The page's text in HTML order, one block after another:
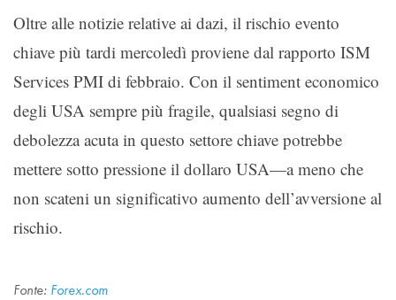
Oltre alle notizie relative ai dazi, il rischio evento
chiave più tardi mercoledì proviene dal rapporto ISM
Services PMI di febbraio. Con il sentiment economico
degli USA sempre più fragile, qualsiasi segno di
debolezza acuta in questo settore chiave potrebbe
mettere sotto pressione il dollaro USA—a meno che
non scateni un significativo aumento dell’avversione al
rischio.
Fonte: Forex.com